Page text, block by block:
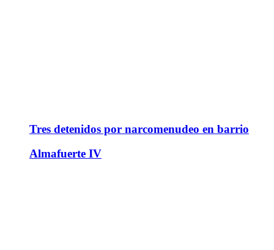
Tres detenidos por narcomenudeo en barrio
Almafuerte IV